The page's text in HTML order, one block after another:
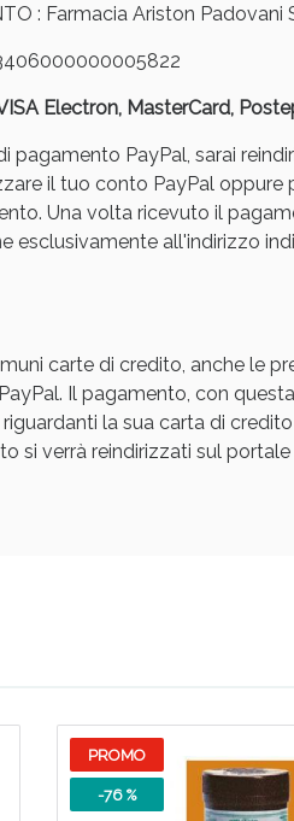
: Farmacia Ariston Padovani
Electron, MasterCard,
pagamento PayPal, sarai
il tuo conto PayPal
Una volta ricevuto il
esclusivamente all'indirizzo
carte di credito, anche le
Il pagamento, con
la sua carta di
si verrà reindirizzati sul
PROMO
-76 %